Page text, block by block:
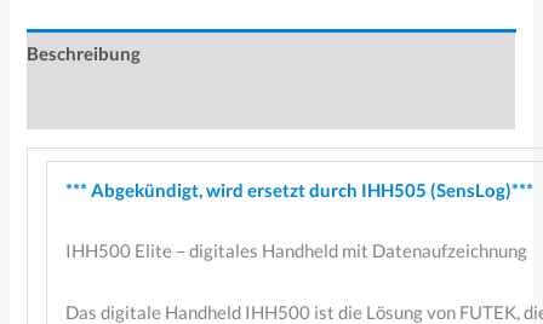
Beschreibung
*** Abgekündigt, wird ersetzt durch IHH505 (SensLog)***
IHH500 Elite – digitales Handheld mit Datenaufzeichnung
Das digitale Handheld IHH500 ist die Lösung von FUTEK,